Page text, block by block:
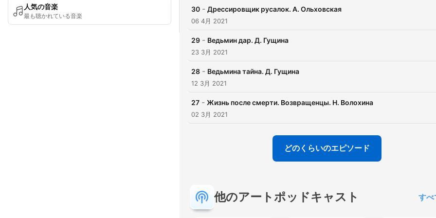
人気の音楽
最も聴かれている音楽
30 - Дрессировщик русалок. А. Ольховская
06 4月 2021
29 - Ведьмин дар. Д. Гущина
23 3月 2021
28 - Ведьмина тайна. Д. Гущина
12 3月 2021
27 - Жизнь после смерти. Возвращенцы. Н. Волохина
02 3月 2021
どのくらいのエピソード
他のアートポッドキャスト すべ